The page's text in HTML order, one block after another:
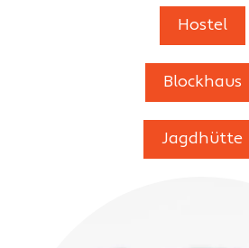
Hostel
Blockhaus
Jagdhütte